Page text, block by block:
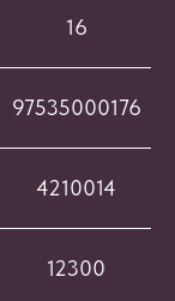
16
97535000176
4210014
12300